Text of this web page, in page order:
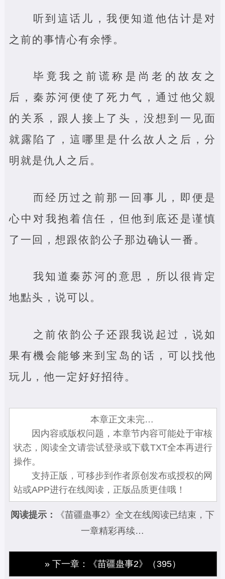
听到這话儿，我便知道他估计是对
之前的事情心有余悸。
毕竟我之前谎称是尚老的故友之
后，秦苏河便使了死力气，通过他父親
的关系，跟人接上了头，没想到一见面
就露陷了，這哪里是什么故人之后，分
明就是仇人之后。
而经历过之前那一回事儿，即便是
心中对我抱着信任，但他到底还是谨慎
了一回，想跟依韵公子那边确认一番。
我知道秦苏河的意思，所以很肯定
地點头，说可以。
之前依韵公子还跟我说起过，说如
果有機会能够来到宝岛的话，可以找他
玩儿，他一定好好招待。
本章正文未完…
因内容或版权问题，本章节内容可能处于审核
状态，阅读全文请尝试登录或下载TXT全本再进行
操作。
支持正版，可移步到作者原创发布或授权的网
站或APP进行在线阅读，正版品质更佳哦！
阅读提示：
《苗疆蛊事2》全文在线阅读已结束，下
一章精彩再续…
» 下一章：《苗疆蛊事2》（395）